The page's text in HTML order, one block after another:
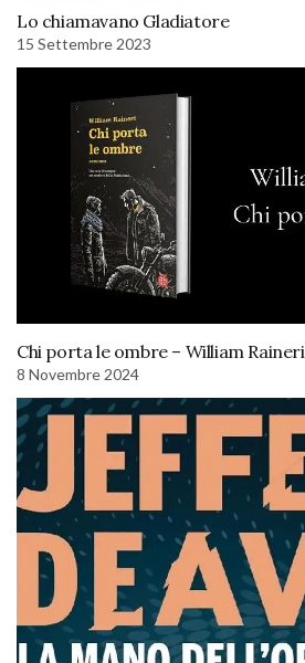
Lo chiamavano Gladiatore
15 Settembre 2023
Chi porta le ombre – William Raineri
8 Novembre 2024